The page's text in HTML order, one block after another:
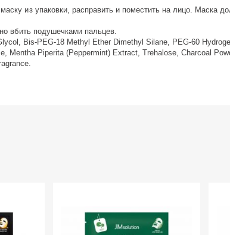
из упаковки, расправить и поместить на лицо. Маска
вбить подушечками пальцев.
Bis-PEG-18 Methyl Ether Dimethyl Silane, PEG-60
Piperita (Peppermint) Extract, Trehalose, Charcoal